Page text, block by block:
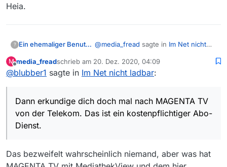
Heia.
? Ein ehemaliger Benutzer @media_fread sagte in Im Net nicht
@blubber1sagte in
Lesen bildet
Mir ist nicht bekannt das
MAGENTA TV von der Telekom. Das
ist ein kostenpflichtiger Abo-Dienst.
Hier wird sich selten für einen Link
System. Und das ist sicher der
Allen Menschen ist das Denken
erlaubt, vielen bleibt es erspart. Curt
M
Offline
media_freadschrieb am 20. Dez. 2020, 04:09
zuletzt editiert von
@blubber1 sagte in Im Net nicht ladbar:
Dann erkundige dich doch mal nach MAGENTA TV
von der Telekom. Das ist ein kostenpflichtiger Abo-
Dienst.
Das bezweifelt wahrscheinlich niemand, aber was hat